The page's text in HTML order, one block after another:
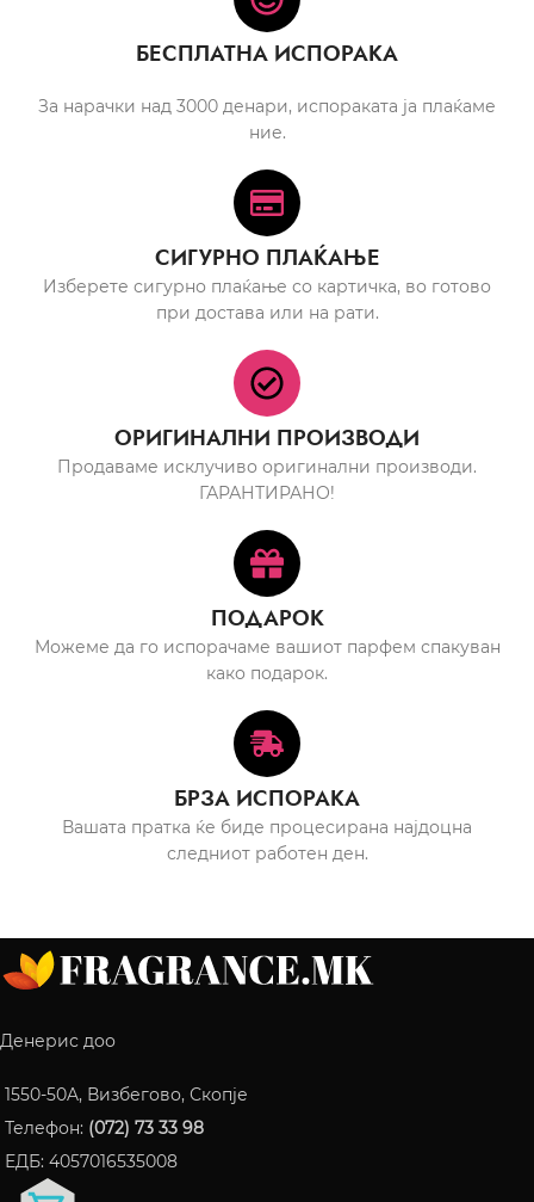
БЕСПЛАТНА ИСПОРАКА
За нарачки над 3000 денари, испораката ја плаќаме
ние.
СИГУРНО ПЛАЌАЊЕ
Изберете сигурно плаќање со картичка, во готово
при достава или на рати.
ОРИГИНАЛНИ ПРОИЗВОДИ
Продаваме исклучиво оригинални производи.
ГАРАНТИРАНО!
ПОДАРОК
Можеме да го испорачаме вашиот парфем спакуван
како подарок.
БРЗА ИСПОРАКА
Вашата пратка ќе биде процесирана најдоцна
следниот работен ден.
Денерис доо
1550-50A, Визбегово, Скопје
Телефон: (072) 73 33 98
ЕДБ: 4057016535008